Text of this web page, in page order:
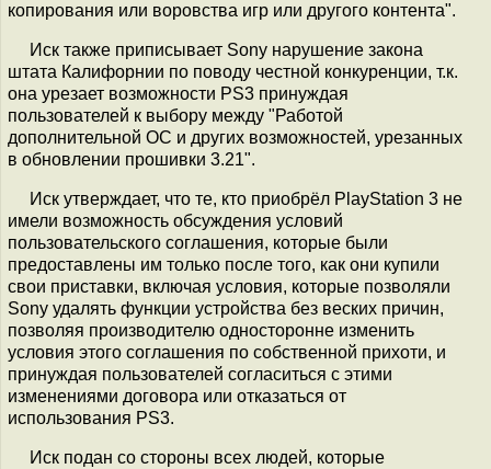
копирования или воровства игр или другого контента".
Иск также приписывает Sony нарушение закона
штата Калифорнии по поводу честной конкуренции, т.к.
она урезает возможности PS3 принуждая
пользователей к выбору между "Работой
дополнительной ОС и других возможностей, урезанных
в обновлении прошивки 3.21".
Иск утверждает, что те, кто приобрёл PlayStation 3 не
имели возможность обсуждения условий
пользовательского соглашения, которые были
предоставлены им только после того, как они купили
свои приставки, включая условия, которые позволяли
Sony удалять функции устройства без веских причин,
позволяя производителю односторонне изменить
условия этого соглашения по собственной прихоти, и
принуждая пользователей согласиться с этими
изменениями договора или отказаться от
использования PS3.
Иск подан со стороны всех людей, которые